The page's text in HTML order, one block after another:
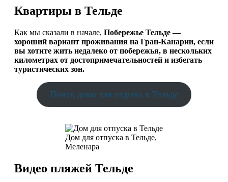
Квартиры в Тельде
Как мы сказали в начале, Побережье Тельде —
хороший вариант проживания на Гран-Канарии, если
вы хотите жить недалеко от побережья, в нескольких
километрах от достопримечательностей и избегать
туристических зон.
Поиск дома для отдыха в Тельде
Дом для отпуска в Тельде,
Меленара
Видео пляжей Тельде